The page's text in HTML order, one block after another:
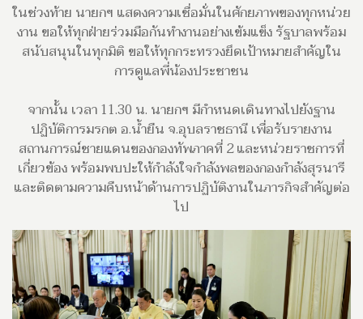
ในช่วงท้าย นายกฯ แสดงความเชื่อมั่นในศักยภาพของทุกหน่วย
งาน ขอให้ทุกฝ่ายร่วมมือกันทำงานอย่างเข้มแข็ง รัฐบาลพร้อม
สนับสนุนในทุกมิติ ขอให้ทุกกระทรวงยึดเป้าหมายสำคัญใน
การดูแลพี่น้องประชาชน
จากนั้น เวลา 11.30 น. นายกฯ มีกำหนดเดินทางไปยังฐาน
ปฏิบัติการมรกต อ.น้ำยืน จ.อุบลราชธานี เพื่อรับรายงาน
สถานการณ์ชายแดนของกองทัพภาคที่ 2 และหน่วยราชการที่
เกี่ยวข้อง พร้อมพบปะให้กำลังใจกำลังพลของกองกำลังสุรนารี
และติดตามความคืบหน้าด้านการปฏิบัติงานในภารกิจสำคัญต่อ
ไป